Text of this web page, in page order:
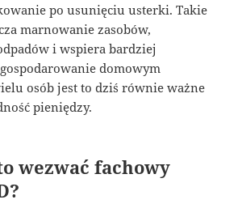
po usunięciu usterki. Takie
marnowanie zasobów,
i wspiera bardziej
domowym
osób jest to dziś równie ważne
pieniędzy.
wezwać fachowy